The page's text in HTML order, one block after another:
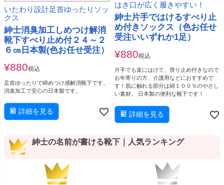
いたわり設計足首ゆったりソッ
クス
紳士消臭加工しめつけ解消
靴下すべり止め付２４～２
６㎝日本製(色お任せ受注）
¥880税込
足首ゆったりで締めつけ感解消靴下です。
消臭加工で安心の日本製です。
詳細を見る
はき口が広く履きやすい！
紳士片手ではけるすべり止
め付きソックス（色お任せ
受注いいずれか1足）
¥880税込
片手でも楽にはけて、滑り止め付きなので
お年寄りの方、介護用などにおすすめで
す！肌に触れる部分は綿１００％のやさし
い素材。 日本製の便利な靴下です！
詳細を見る
紳士の名前が書ける靴下｜人気ランキング